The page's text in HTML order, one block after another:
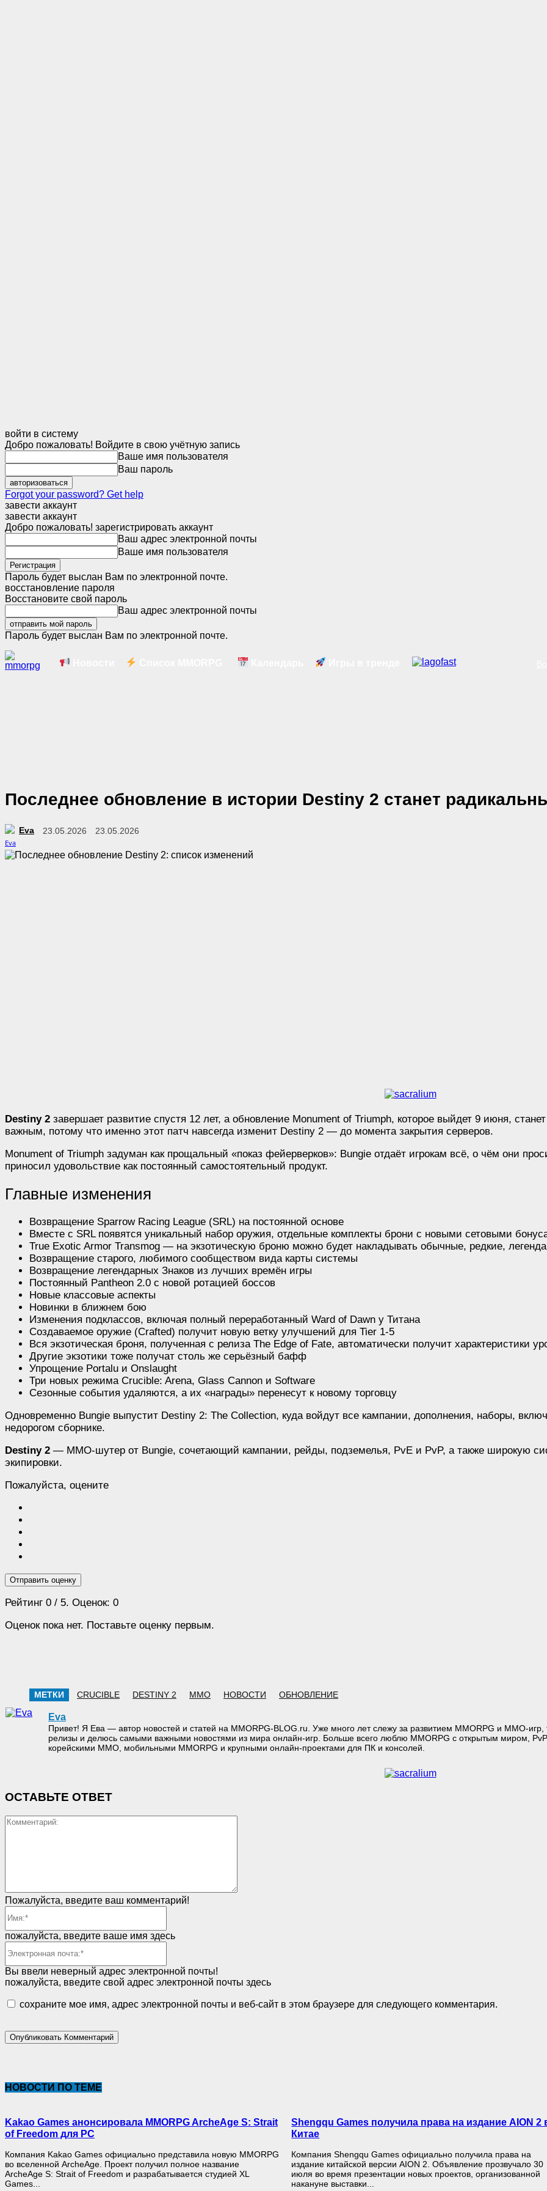
войти в систему
Добро пожаловать! Войдите в свою учётную запись
Ваше имя пользователя
Ваш пароль
Forgot your password? Get help
завести аккаунт
завести аккаунт
Добро пожаловать! зарегистрировать аккаунт
Ваш адрес электронной почты
Ваше имя пользователя
Пароль будет выслан Вам по электронной почте.
восстановление пароля
Восстановите свой пароль
Ваш адрес электронной почты
Пароль будет выслан Вам по электронной почте.
Последнее обновление в истории Destiny 2 станет
Eva 23.05.2026 23.05.2026
Destiny 2 завершает развитие спустя 12 лет, а обновление Monument of Triumph, которое выйдет 9 июня,
важным, потому что именно этот патч навсегда изменит Destiny 2 — до момента закрытия серверов.
Monument of Triumph задуман как прощальный «показ фейерверков»: Bungie отдаёт игрокам всё, о чём они
приносил удовольствие как постоянный самостоятельный продукт.
Главные изменения
Возвращение Sparrow Racing League (SRL) на постоянной основе
Вместе с SRL появятся уникальный набор оружия, отдельные комплекты брони с новыми сетовыми
True Exotic Armor Transmog — на экзотическую броню можно будет накладывать обычные, редкие,
Возвращение старого, любимого сообществом вида карты системы
Возвращение легендарных Знаков из лучших времён игры
Постоянный Pantheon 2.0 с новой ротацией боссов
Новые классовые аспекты
Новинки в ближнем бою
Изменения подклассов, включая полный переработанный Ward of Dawn у Титана
Создаваемое оружие (Crafted) получит новую ветку улучшений для Tier 1-5
Вся экзотическая броня, полученная с релиза The Edge of Fate, автоматически получит характеристики
Другие экзотики тоже получат столь же серьёзный бафф
Упрощение Portalu и Onslaught
Три новых режима Crucible: Arena, Glass Cannon и Software
Сезонные события удаляются, а их «награды» перенесут к новому торговцу
Одновременно Bungie выпустит Destiny 2: The Collection, куда войдут все кампании, дополнения, наборы,
недорогом сборнике.
Destiny 2 — MMO-шутер от Bungie, сочетающий кампании, рейды, подземелья, PvE и PvP, а также широкую
экипировки.
Пожалуйста, оцените
Отправить оценку
Рейтинг 0 / 5. Оценок: 0
Оценок пока нет. Поставьте оценку первым.
МЕТКИ CRUCIBLE DESTINY 2 MMO НОВОСТИ ОБНОВЛЕНИЕ
Eva
Привет! Я Ева — автор новостей и статей на MMORPG-BLOG.ru. Уже много лет слежу за развитием MMORPG и MMO-
релизы и делюсь самыми важными новостями из мира онлайн-игр. Больше всего люблю MMORPG с открытым миром,
корейскими MMO, мобильными MMORPG и крупными онлайн-проектами для ПК и консолей.
ОСТАВЬТЕ ОТВЕТ
Пожалуйста, введите ваш комментарий!
пожалуйста, введите ваше имя здесь
Вы ввели неверный адрес электронной почты!
пожалуйста, введите свой адрес электронной почты здесь
сохраните мое имя, адрес электронной почты и веб-сайт в этом браузере для следующего комментария.
НОВОСТИ ПО ТЕМЕ
Kakao Games анонсировала MMORPG ArcheAge S: Strait
of Freedom для PC
Компания Kakao Games официально представила новую MMORPG
во вселенной ArcheAge. Проект получил полное название
ArcheAge S: Strait of Freedom и разрабатывается студией XL
Games...
Shengqu Games получила права на издание AION 2
Китае
Компания Shengqu Games официально получила права на
издание китайской версии AION 2. Объявление прозвучало 30
июля во время презентации новых проектов, организованной
накануне выставки...